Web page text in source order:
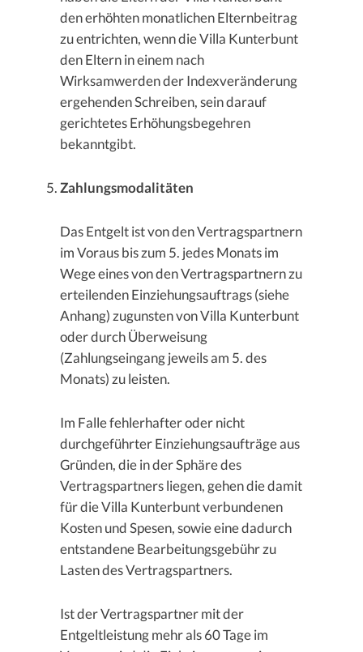
den erhöhten monatlichen Elternbeitrag
zu entrichten, wenn die Villa Kunterbunt
den Eltern in einem nach
Wirksamwerden der Indexveränderung
ergehenden Schreiben, sein darauf
gerichtetes Erhöhungsbegehren
bekanntgibt.
Zahlungsmodalitäten
Das Entgelt ist von den Vertragspartnern
im Voraus bis zum 5. jedes Monats im
Wege eines von den Vertragspartnern zu
erteilenden Einziehungsauftrags (siehe
Anhang) zugunsten von Villa Kunterbunt
oder durch Überweisung
(Zahlungseingang jeweils am 5. des
Monats) zu leisten.
Im Falle fehlerhafter oder nicht
durchgeführter Einziehungsaufträge aus
Gründen, die in der Sphäre des
Vertragspartners liegen, gehen die damit
für die Villa Kunterbunt verbundenen
Kosten und Spesen, sowie eine dadurch
entstandene Bearbeitungsgebühr zu
Lasten des Vertragspartners.
Ist der Vertragspartner mit der
Entgeltleistung mehr als 60 Tage im